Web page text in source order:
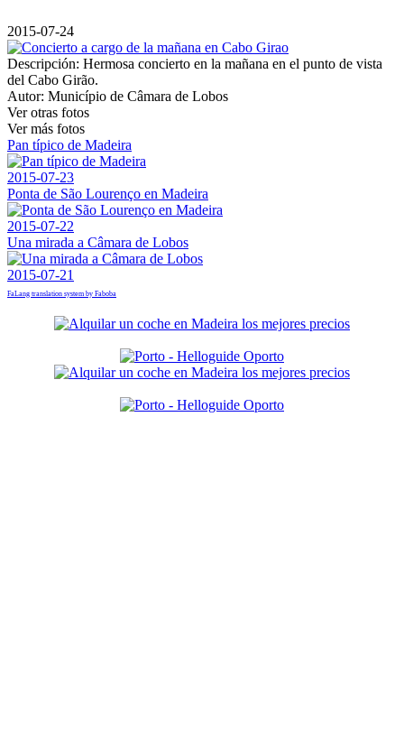
2015-07-24
Descripción: Hermosa concierto en la mañana en el punto de vista
del Cabo Girão.
Autor: Município de Câmara de Lobos
Ver otras fotos
Ver más fotos
Pan típico de Madeira
2015-07-23
Ponta de São Lourenço en Madeira
2015-07-22
Una mirada a Câmara de Lobos
2015-07-21
FaLang translation system by Faboba